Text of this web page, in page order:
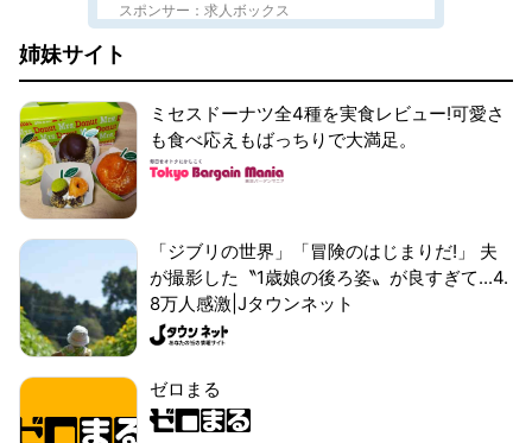
スポンサー：求人ボックス
姉妹サイト
ミセスドーナツ全4種を実食レビュー!可愛さ
も食べ応えもばっちりで大満足。
「ジブリの世界」「冒険のはじまりだ!」 夫
が撮影した〝1歳娘の後ろ姿〟が良すぎて...4.
8万人感激|Jタウンネット
ゼロまる